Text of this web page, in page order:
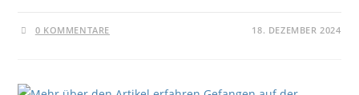
0 KOMMENTARE 18. DEZEMBER 2024